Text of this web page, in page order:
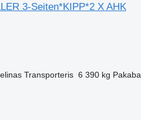
3-Seiten*KIPP*2 X AHK
Transporteris 6 390 kg Pakaba